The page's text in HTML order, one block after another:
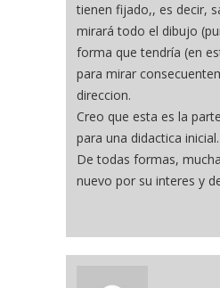
tienen fijado,, es decir,
mirará todo el dibujo
forma que tendría (en
para mirar
direccion.
Creo que esta es la
para una didactica inicial.
De todas formas,
nuevo por su interes y